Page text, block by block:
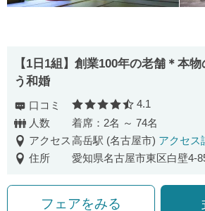
【1日1組】創業100年の老舗＊本
う和婚
口コミ 口コミ評価
4.1
人数
着席：2名 ～ 74名
アクセス高岳駅 (名古屋市) アクセス
住所
愛知県名古屋市東区白壁4-
フェアをみる